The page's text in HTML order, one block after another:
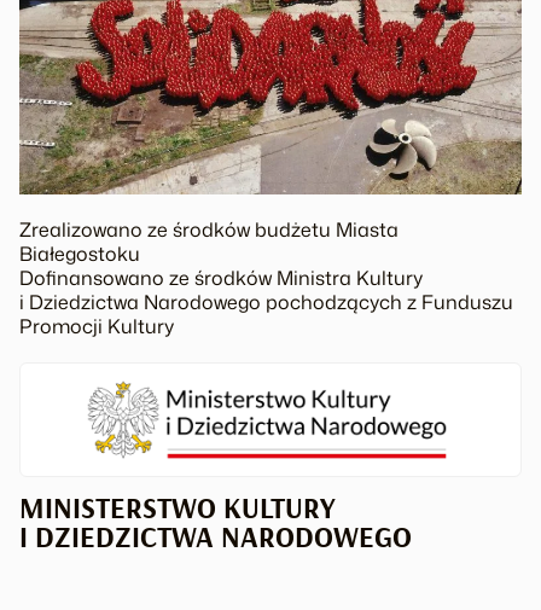
Zrealizowano ze środków budżetu Miasta
Białegostoku
Dofinansowano ze środków Ministra Kultury
i Dziedzictwa Narodowego pochodzących z Funduszu
Promocji Kultury
MINISTERSTWO KULTURY
I DZIEDZICTWA NARODOWEGO